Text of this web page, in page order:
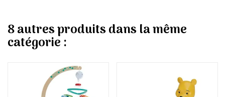
8 autres produits dans la même
catégorie :